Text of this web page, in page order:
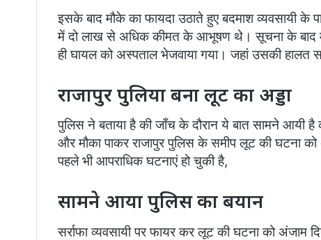
इसके बाद मौके का फायदा उठाते हुए बदमाश व्यवसायी
में दो लाख से अधिक कीमत के आभूषण थे। सूचना के बाद
ही घायल को अस्पताल भेजवाया गया। जहां उसकी हालत
राजापुर पुलिया बना लूट का अड्डा
पुलिस ने बताया है की जाँच के दौरान ये बात सामने आयी है
और मौका पाकर राजापुर पुलिस के समीप लूट की घटना
पहले भी आपराधिक घटनाएं हो चुकी है,
सामने आया पुलिस का बयान
सर्राफा व्यवसायी पर फायर कर लूट की घटना को अंजाम